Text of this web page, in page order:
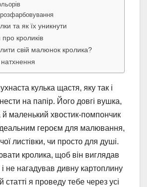
розфарбовування
та як їх уникнути
про кроликів
свій малюнок кролика?
кулька щастя, яку так і
на папір. Його довгі вушка,
й маленький хвостик-помпончик
героєм для малювання,
листівки, чи просто для душі.
кролика, щоб він виглядав
не нагадував дивну картоплину
статті я проведу тебе через усі